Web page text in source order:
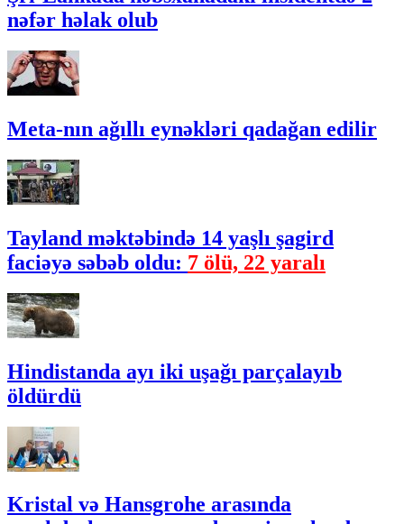
nəfər həlak olub
Meta-nın ağıllı eynəkləri qadağan edilir
Tayland məktəbində 14 yaşlı şagird
faciəyə səbəb oldu: 7 ölü, 22 yaralı
Hindistanda ayı iki uşağı parçalayıb
öldürdü
Kristal və Hansgrohe arasında